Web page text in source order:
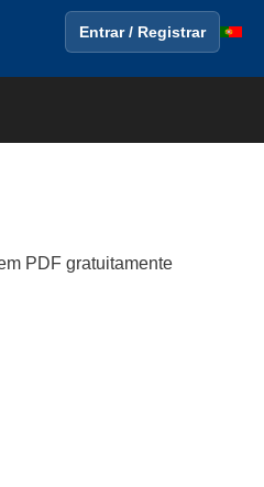
Entrar / Registrar
PDF gratuitamente